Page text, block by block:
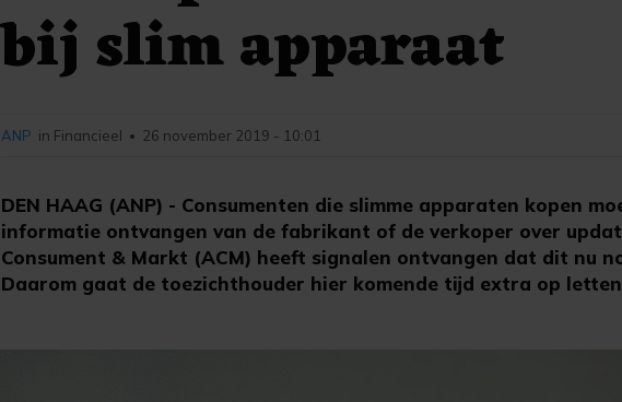
bij slim apparaat
DEN HAAG (ANP) - Consumenten die slimme apparaten kopen
informatie ontvangen van de fabrikant of de verkoper over
Consument & Markt (ACM) heeft signalen ontvangen dat dit nu
Daarom gaat de toezichthouder hier komende tijd extra op
ANP in Financieel • 26 november 2019 - 10:01